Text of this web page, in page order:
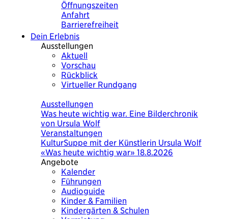
Öffnungszeiten
Anfahrt
Barrierefreiheit
Dein Erlebnis
Ausstellungen
Aktuell
Vorschau
Rückblick
Virtueller Rundgang
Ausstellungen
Was heute wichtig war. Eine Bilderchronik
von Ursula Wolf
Veranstaltungen
KulturSuppe mit der Künstlerin Ursula Wolf
«Was heute wichtig war» 18.8.2026
Angebote
Kalender
Führungen
Audioguide
Kinder & Familien
Kindergärten & Schulen